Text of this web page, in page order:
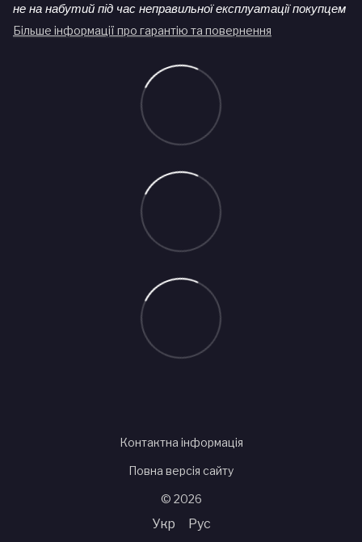
не на набутий під час неправильної експлуатації покупцем
Більше інформації про гарантію та повернення
Контактна інформація
Повна версія сайту
© 2026
Укр Рус